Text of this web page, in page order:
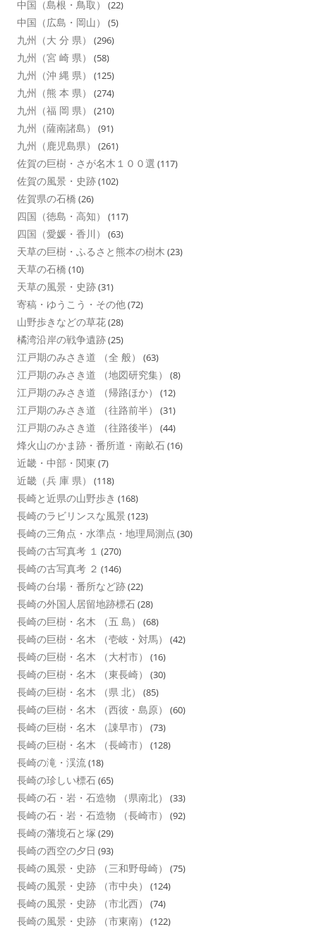
中国（島根・鳥取） (22)
中国（広島・岡山） (5)
九州（大 分 県） (296)
九州（宮 崎 県） (58)
九州（沖 縄 県） (125)
九州（熊 本 県） (274)
九州（福 岡 県） (210)
九州（薩南諸島） (91)
九州（鹿児島県） (261)
佐賀の巨樹・さが名木１００選 (117)
佐賀の風景・史跡(102)
佐賀県の石橋 (26)
四国（徳島・高知） (117)
四国（愛媛・香川） (63)
天草の巨樹・ふるさと熊本の樹木 (23)
天草の石橋 (10)
天草の風景・史跡(31)
寄稿・ゆうこう・その他(72)
山野歩きなどの草花(28)
橘湾沿岸の戦争遺跡(25)
江戸期のみさき道 （全 般） (63)
江戸期のみさき道 （地図研究集） (8)
江戸期のみさき道 （帰路ほか） (12)
江戸期のみさき道 （往路前半） (31)
江戸期のみさき道 （往路後半） (44)
烽火山のかま跡・番所道・南畝石(16)
近畿・中部・関東 (7)
近畿（兵 庫 県） (118)
長崎と近県の山野歩き (168)
長崎のラビリンスな風景 (123)
長崎の三角点・水準点・地理局測点 (30)
長崎の古写真考 １ (270)
長崎の古写真考 ２ (146)
長崎の台場・番所など跡(22)
長崎の外国人居留地跡標石(28)
長崎の巨樹・名木 （五 島） (68)
長崎の巨樹・名木 （壱岐・対馬） (42)
長崎の巨樹・名木 （大村市） (16)
長崎の巨樹・名木 （東長崎） (30)
長崎の巨樹・名木 （県 北） (85)
長崎の巨樹・名木 （西彼・島原） (60)
長崎の巨樹・名木 （諌早市） (73)
長崎の巨樹・名木 （長崎市） (128)
長崎の滝・渓流(18)
長崎の珍しい標石(65)
長崎の石・岩・石造物 （県南北） (33)
長崎の石・岩・石造物 （長崎市） (92)
長崎の藩境石と塚 (29)
長崎の西空の夕日 (93)
長崎の風景・史跡 （三和野母崎） (75)
長崎の風景・史跡 （市中央） (124)
長崎の風景・史跡 （市北西） (74)
長崎の風景・史跡 （市東南） (122)